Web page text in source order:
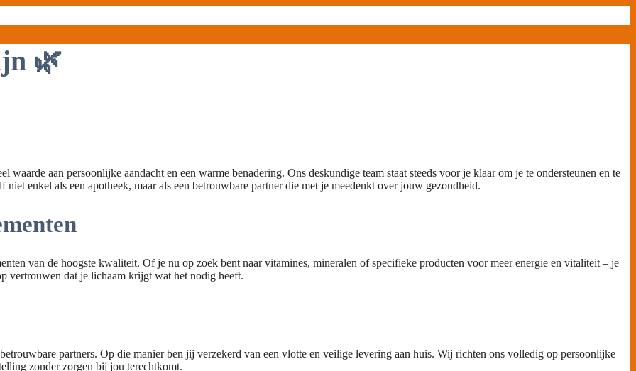
🌿
aan persoonlijke aandacht en een warme benadering. Ons deskundige team staat steeds voor je klaar om je te ondersteunen en te
enkel als een apotheek, maar als een betrouwbare partner die met je meedenkt over jouw gezondheid.
van de hoogste kwaliteit. Of je nu op zoek bent naar vitamines, mineralen of specifieke producten voor meer energie en vitaliteit – je
vertrouwen dat je lichaam krijgt wat het nodig heeft.
partners. Op die manier ben jij verzekerd van een vlotte en veilige levering aan huis. Wij richten ons volledig op persoonlijke
zonder zorgen bij jou terechtkomt.